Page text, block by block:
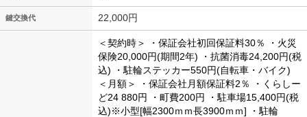
鍵交換代 22,000円
＜契約時＞ ・保証会社初回保証料30％
・火災
保険20,000円(期間2年) ・抗菌消毒24,200円(税
込) ・駐輪ステッカー550円(自転車・バイク)
＜月額＞
・保証会社月額保証料2％
・くらしー
ど24 880円
・町費200円
・駐車場15,400円(税
込)※小型[幅2300ｍｍ長3900ｍｍ] ・駐輪